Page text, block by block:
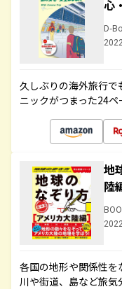
心
D-
久しぶりの海外旅行で
ニックがつまった24
地
陸
各国の地形や関係性を
川や街道、島など旅気